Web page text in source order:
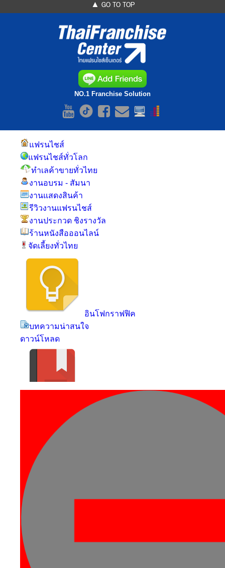
▲ GO TO TOP
NO.1 Franchise Solution
แฟรนไชส์
แฟรนไชส์ทั่วโลก
ทำเลค้าขายทั่วไทย
งานอบรม - สัมนา
งานแสดงสินค้า
รีวิวงานแฟรนไชส์
งานประกวด ชิงรางวัล
ร้านหนังสือออนไลน์
จัดเลี้ยงทั่วไทย
อินโฟกราฟฟิค
บทความน่าสนใจ
ดาวน์โหลด
คำคมธุรกิจ
แบบทดสอบธุรกิจ
ร้านค้า SMEs Shop
อาคารสำนักงานให้เช่า
โรงงาน - คลังสินค้า
นิคมอุตสาหกรรม
สนับสนุน SMEs